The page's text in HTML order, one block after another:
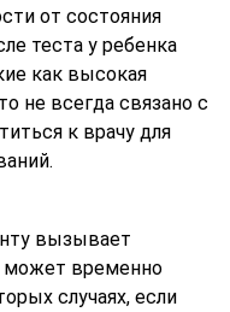
от состояния
теста у ребенка
как высокая
не всегда связано с
к врачу для
вызывает
временно
случаях, если